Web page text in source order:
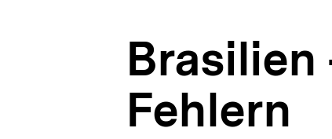
Brasilien
Fehlern